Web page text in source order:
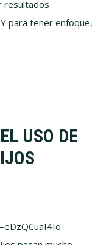
resultados
para tener enfoque,
USO DE